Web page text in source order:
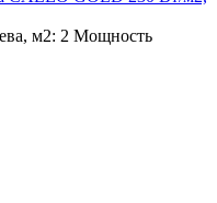
м2: 2 Мощность